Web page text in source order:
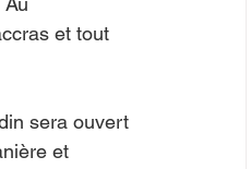
et tout
sera ouvert
et